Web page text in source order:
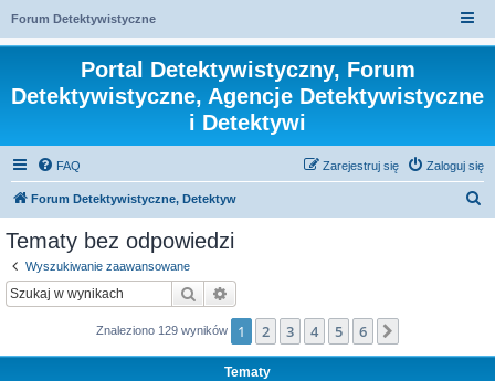
Forum Detektywistyczne
Portal Detektywistyczny, Forum
Detektywistyczne, Agencje Detektywistyczne
i Detektywi
FAQ Zaloguj się
Zarejestruj się
Forum Detektywistyczne, Detektyw
Tematy bez odpowiedzi
Wyszukiwanie zaawansowane
Szukaj
Znaleziono 129 wyników 1 2 3 4 5 6
Tematy